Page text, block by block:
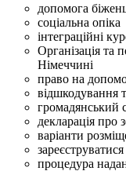
допомога
соціальна опіка
інтеграційні
Організація та
Німеччині
право на
відшкодування
громадянський
декларація про
варіанти
зареєструватися
процедура